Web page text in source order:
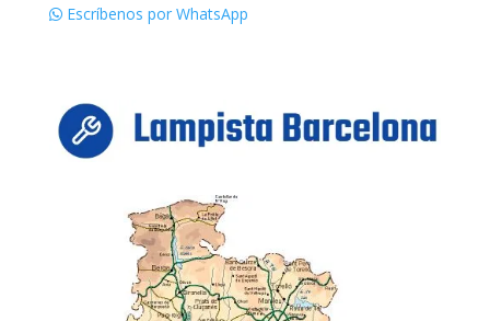
Escríbenos por WhatsApp